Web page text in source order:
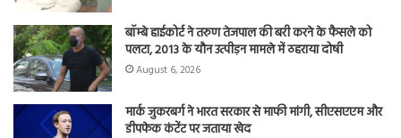
बॉम्बे हाईकोर्ट ने तरुण तेजपाल की बरी करने के फैसले को
पलटा, 2013 के यौन उत्पीड़न मामले में ठहराया दोषी
August 6, 2026
मार्क जुकरबर्ग ने भारत सरकार से माफी मांगी, सीएसएएम और
डीपफेक कंटेंट पर जताया खेद